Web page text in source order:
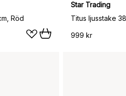
Röd
Star Trading
Titus ljusstake
999 kr